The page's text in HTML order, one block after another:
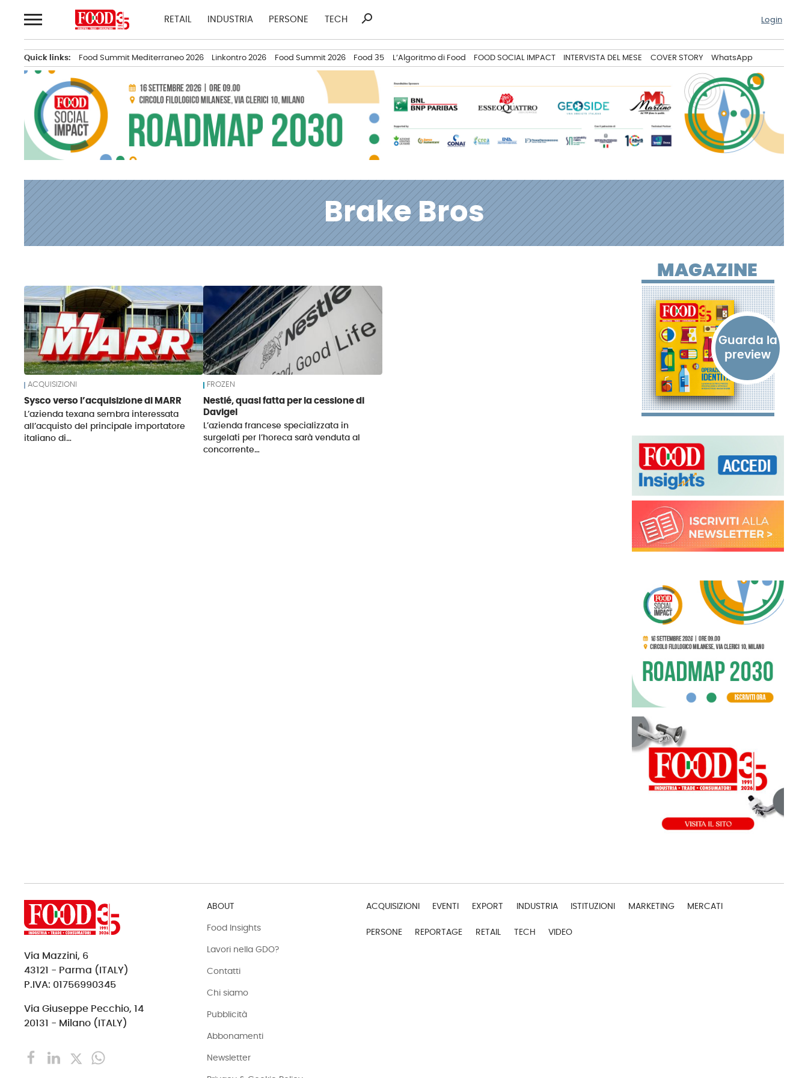
al
RETAIL INDUSTRIA PERSONE TECH
Ricerca
search Login
Quick links: Food Summit Mediterraneo 2026 Linkontro 2026 Food Summit 2026 Food 35 L’Algoritmo di Food FOOD SOCIAL IMPACT INTERVISTA DEL MESE COVER STORY WhatsApp
Brake Bros
News
ACQUISIZIONI
Sysco verso l’acquisizione di MARR
L’azienda texana sembra interessata
all’acquisto del principale importatore
italiano di…
FROZEN
Nestlé, quasi fatta per la cessione di
Davigel
L’azienda francese specializzata in
surgelati per l’horeca sarà venduta al
concorrente…
MAGAZINE
Via Mazzini, 6
43121 - Parma (ITALY)
P.IVA: 01756990345
Via Giuseppe Pecchio, 14
20131 - Milano (ITALY)
ABOUT
Food Insights
Lavori nella GDO?
Contatti
Chi siamo
Pubblicità
Abbonamenti
Newsletter
ACQUISIZIONI EVENTI EXPORT INDUSTRIA ISTITUZIONI MARKETING MERCATI
PERSONE REPORTAGE RETAIL TECH VIDEO